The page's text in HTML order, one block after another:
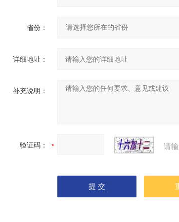
省份：
详细地址：
补充说明：
验证码： 请